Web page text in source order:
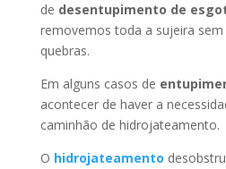
de desentupimento de
removemos toda a sujeira sem
quebras.
Em alguns casos de
acontecer de haver a
caminhão de hidrojateamento.
O hidrojateamento